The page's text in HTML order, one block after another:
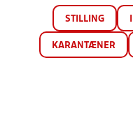
STILLING
KARANTÆNER